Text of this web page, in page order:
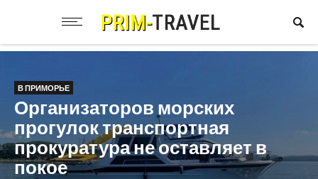
В ПРИМОРЬЕ
Организаторов морских
прогулок транспортная
прокуратура не оставляет в
покое